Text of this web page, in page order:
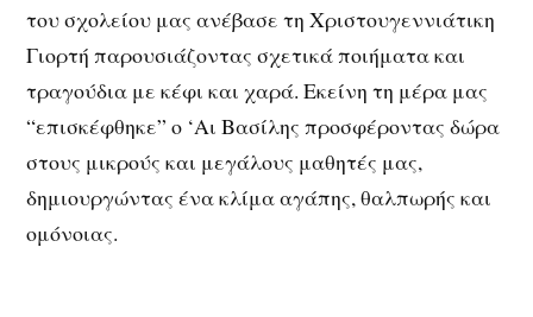
του σχολείου μας ανέβασε τη Χριστουγεννιάτικη
Γιορτή παρουσιάζοντας σχετικά ποιήματα και
τραγούδια με κέφι και χαρά. Εκείνη τη μέρα μας
“επισκέφθηκε” ο ‘Αι Βασίλης προσφέροντας δώρα
στους μικρούς και μεγάλους μαθητές μας,
δημιουργώντας ένα κλίμα αγάπης, θαλπωρής και
ομόνοιας.